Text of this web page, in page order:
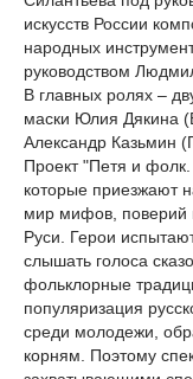
искусств России
народных
руководством
В главных ролях –
маски Юлия Дякина
Александр Казьмин
Проект "Петя и
которые приезжают
мир мифов, поверий
Руси. Герои
слышать голоса
фольклорные
популяризация
среди молодежи,
корням. Поэтому